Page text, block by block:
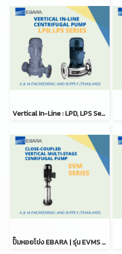
Vertical In-Line : LPD, LPS Series
ปั๊มหอยโข่ง EBARA | รุ่น EVMS Series (Stainless Steel)